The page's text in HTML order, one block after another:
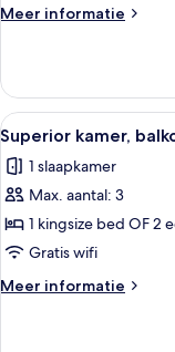
zee
Meer informatie
Meer
kamer,
balkon,
uitzicht
zee
Alle
foto's
voor
Superior
kamer,
balkon
laden
14
Superior kamer,
1 slaapkamer
Max. aantal: 3
1 kingsize bed OF 2
Gratis wifi
Meer informatie
Meer